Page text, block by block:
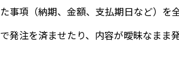
事項（納期、金額、支払期日など）を
発注を済ませたり、内容が曖昧なまま
すぐ無料登録